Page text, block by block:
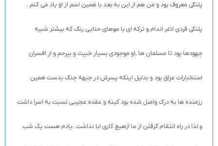
پلنگی معروف بود و من هم از این به بعد با همین اسم از او یاد می کنم .
پلنگی فردی لاغر اندام و ترکه ای با موهای حنایی رنگ که بیشتر شبیه
جهودها بود تا مسلمان ها ‚او موجودی بسیار خبیث و بیرحم و از افسران
استخبارات عراق بود و بدلیل اینکه پسرش در جبهه جنگ بدست همین
رزمنده ها به درک واصل شده بود کینه و عقده عجیبی نسبت به اسرا داشت
و لذا در راه انتقام گرفتن از ما ازهیچ کاری ابا نداشت .یادم هست یک شب